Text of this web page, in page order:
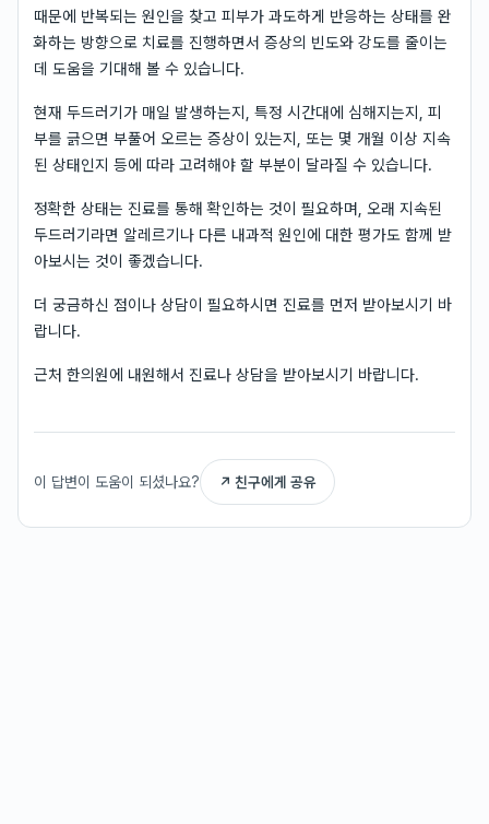
때문에 반복되는 원인을 찾고 피부가 과도하게 반응하는 상태를 완
화하는 방향으로 치료를 진행하면서 증상의 빈도와 강도를 줄이는
데 도움을 기대해 볼 수 있습니다.
현재 두드러기가 매일 발생하는지, 특정 시간대에 심해지는지, 피
부를 긁으면 부풀어 오르는 증상이 있는지, 또는 몇 개월 이상 지속
된 상태인지 등에 따라 고려해야 할 부분이 달라질 수 있습니다.
정확한 상태는 진료를 통해 확인하는 것이 필요하며, 오래 지속된
두드러기라면 알레르기나 다른 내과적 원인에 대한 평가도 함께 받
아보시는 것이 좋겠습니다.
더 궁금하신 점이나 상담이 필요하시면 진료를 먼저 받아보시기 바
랍니다.
근처 한의원에 내원해서 진료나 상담을 받아보시기 바랍니다.
이 답변이 도움이 되셨나요? ↗ 친구에게 공유